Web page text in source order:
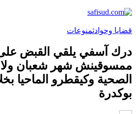
قضايا وحوادثمنوعات
درك آسفي يلقي القبض
ممسوقينش شهر شعبان ولا
الصحية وكيقطرو الماحيا
بوكدرة